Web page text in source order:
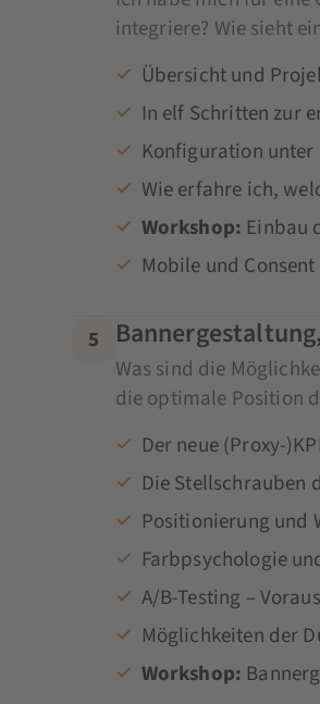
integriere? Wie sieht
Übersicht und
In elf Schritten zur
Konfiguration unter
Wie erfahre ich,
Workshop: Einbau
Mobile und
5
Was sind die
die optimale Position
Der neue (Proxy-
Die Stellschrauben
Positionierung und
Farbpsychologie
A/B-Testing –
Möglichkeiten der
Workshop: